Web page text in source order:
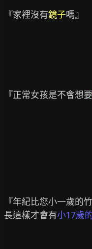
『家裡沒有鏡子嗎』
『正常女孩是不會想要
『年紀比您小一歲的
長這樣才會有小17歲